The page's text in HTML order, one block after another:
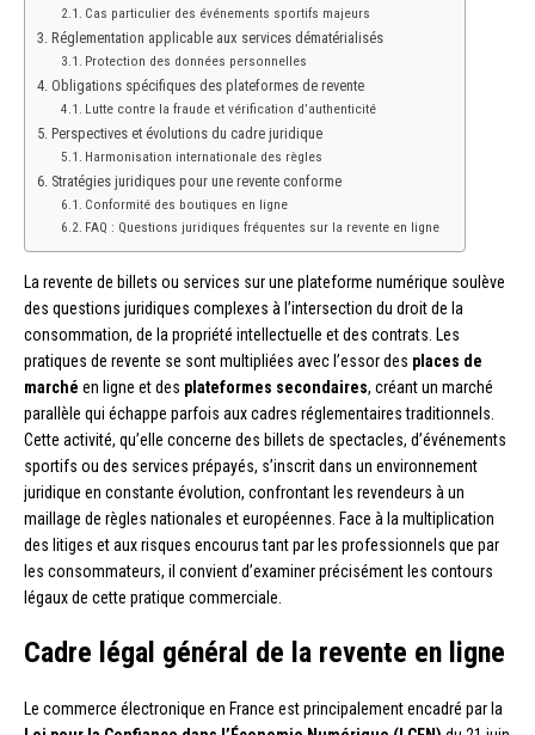
Cas particulier des événements sportifs majeurs
Réglementation applicable aux services dématérialisés
Protection des données personnelles
Obligations spécifiques des plateformes de revente
Lutte contre la fraude et vérification d’authenticité
Perspectives et évolutions du cadre juridique
Harmonisation internationale des règles
Stratégies juridiques pour une revente conforme
Conformité des boutiques en ligne
FAQ : Questions juridiques fréquentes sur la revente en ligne
La revente de billets ou services sur une plateforme numérique soulève
des questions juridiques complexes à l’intersection du droit de la
consommation, de la propriété intellectuelle et des contrats. Les
pratiques de revente se sont multipliées avec l’essor des places de
marché en ligne et des plateformes secondaires, créant un marché
parallèle qui échappe parfois aux cadres réglementaires traditionnels.
Cette activité, qu’elle concerne des billets de spectacles, d’événements
sportifs ou des services prépayés, s’inscrit dans un environnement
juridique en constante évolution, confrontant les revendeurs à un
maillage de règles nationales et européennes. Face à la multiplication
des litiges et aux risques encourus tant par les professionnels que par
les consommateurs, il convient d’examiner précisément les contours
légaux de cette pratique commerciale.
Cadre légal général de la revente en ligne
Le commerce électronique en France est principalement encadré par la